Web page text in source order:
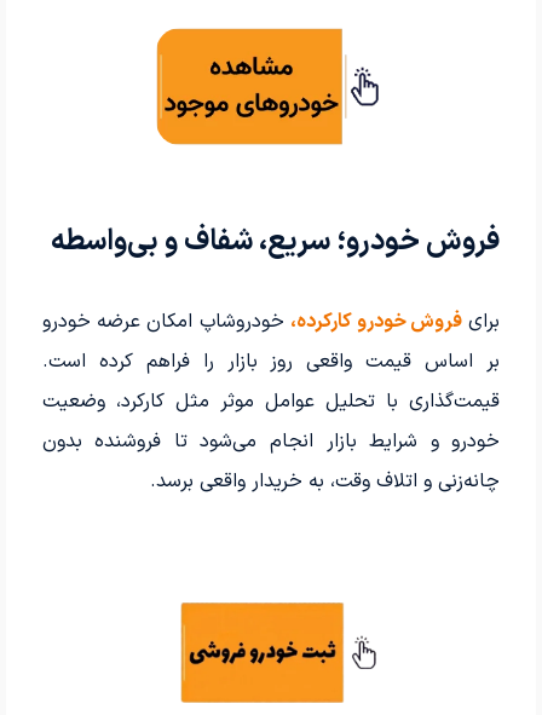
فروش خودرو؛ سریع، شفاف و بی‌واسطه
برایفروش خودرو کارکرده، خودروشاپ امکان عرضه خودرو
بر اساس قیمت واقعی روز بازار را فراهم کرده است.
قیمت‌گذاری با تحلیل عوامل موثر مثل کارکرد، وضعیت
خودرو و شرایط بازار انجام می‌شود تا فروشنده بدون
چانه‌زنی و اتلاف وقت، به خریدار واقعی برسد.